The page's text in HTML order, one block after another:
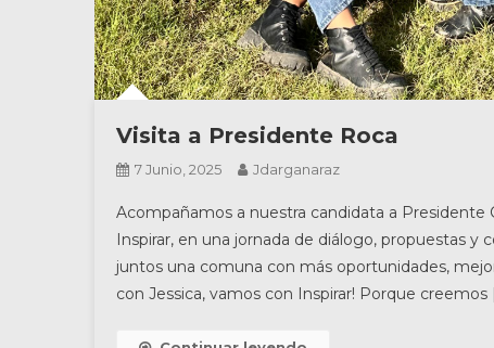
Visita a Presidente Roca
7 Junio, 2025 Jdarganaraz
Acompañamos a nuestra candidata a
Inspirar, en una jornada de diálogo, propuestas
juntos una comuna con más oportunidades,
con Jessica, vamos con Inspirar! Porque creemos